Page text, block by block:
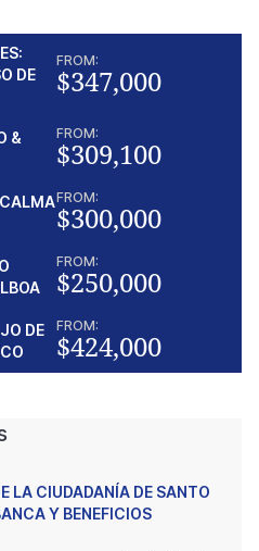
DE
FROM:
$347,000
&
FROM:
$309,100
CALMAFROM:
$300,000
FROM:
$250,000
DE
FROM:
$424,000
LA CIUDADANÍA DE SANTO
Y BENEFICIOS